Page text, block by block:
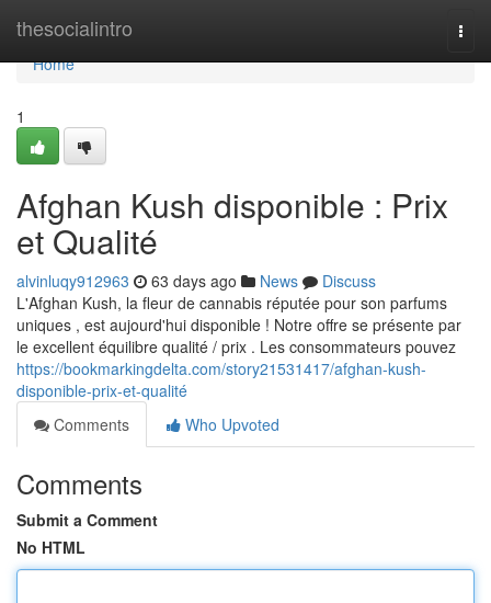
thesocialintro
Home
Home
1
Afghan Kush disponible : Prix
et Qualité
alvinluqy912963 63 days ago News
Discuss
L'Afghan Kush, la fleur de cannabis réputée pour son parfums
uniques , est aujourd'hui disponible ! Notre offre se présente par
le excellent équilibre qualité / prix . Les consommateurs pouvez
https://bookmarkingdelta.com/story21531417/afghan-kush-
disponible-prix-et-qualité
Comments
Who Upvoted
Comments
Submit a Comment
No HTML